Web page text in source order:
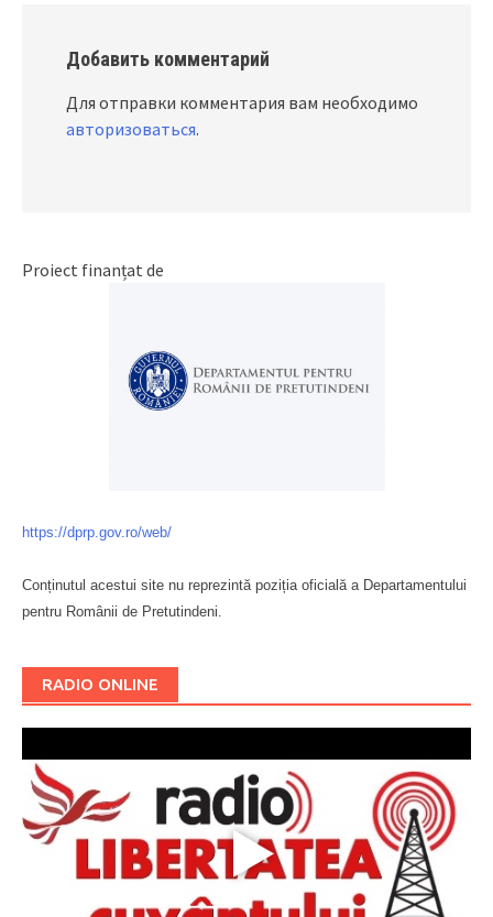
Добавить комментарий
Для отправки комментария вам необходимо
авторизоваться.
Proiect finanțat de
https://dprp.gov.ro/web/
Conținutul acestui site nu reprezintă poziția oficială a Departamentului
pentru Românii de Pretutindeni.
RADIO ONLINE